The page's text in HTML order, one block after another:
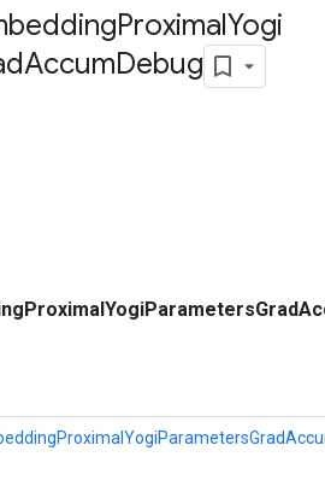
ProximalYogi
AccumDebug